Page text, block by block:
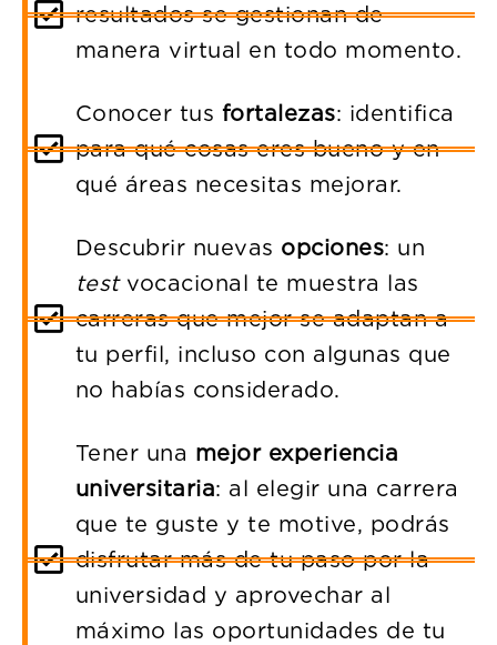
resultados se gestionan de
manera virtual en todo momento.
Conocer tus fortalezas: identifica
para qué cosas eres bueno y en
qué áreas necesitas mejorar.
Descubrir nuevas opciones: un
testvocacional te muestra las
carreras que mejor se adaptan a
tu perfil, incluso con algunas que
no habías considerado.
Tener una mejor experiencia
universitaria: al elegir una carrera
que te guste y te motive, podrás
disfrutar más de tu paso por la
universidad y aprovechar al
máximo las oportunidades de tu